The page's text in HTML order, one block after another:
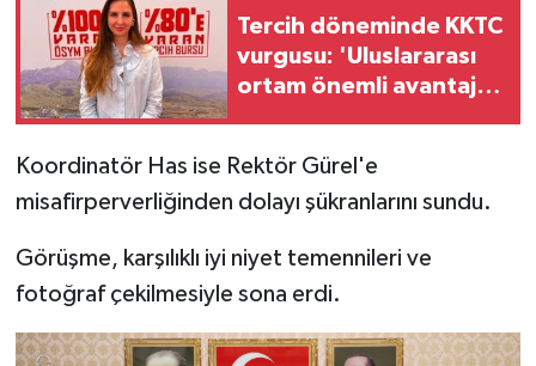
Tercih döneminde KKTC
vurgusu: 'Uluslararası
ortam önemli avantaj
Koordinatör Has ise Rektör Gürel'e
misafirperverliğinden dolayı şükranlarını sundu.
Görüşme, karşılıklı iyi niyet temennileri ve
fotoğraf çekilmesiyle sona erdi.